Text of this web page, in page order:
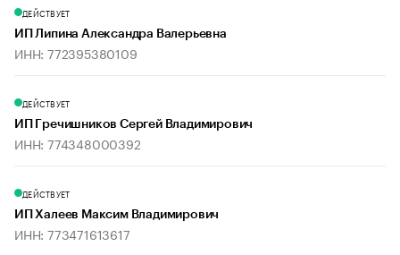
ДЕЙСТВУЕТ
ИП Липина Александра Валерьевна
ИНН: 772395380109
ДЕЙСТВУЕТ
ИП Гречишников Сергей Владимирович
ИНН: 774348000392
ДЕЙСТВУЕТ
ИП Халеев Максим Владимирович
ИНН: 773471613617